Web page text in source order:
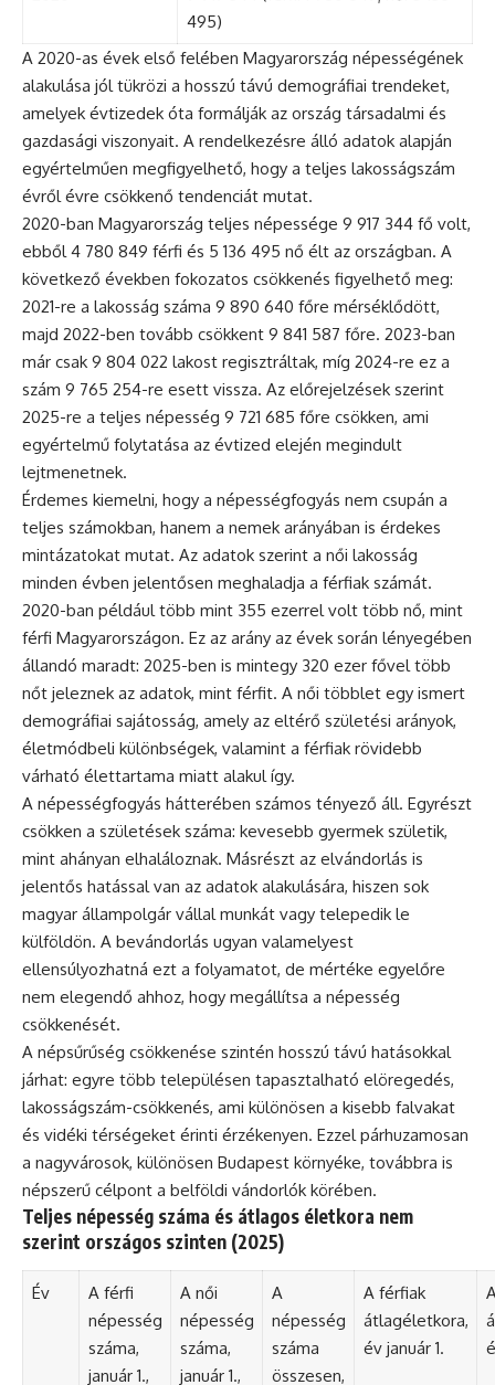
495)
A 2020-as évek első felében Magyarország népességének
alakulása jól tükrözi a hosszú távú demográfiai trendeket,
amelyek évtizedek óta formálják az ország társadalmi és
gazdasági viszonyait. A rendelkezésre álló adatok alapján
egyértelműen megfigyelhető, hogy a teljes lakosságszám
évről évre csökkenő tendenciát mutat.
2020-ban Magyarország teljes népessége 9 917 344 fő volt,
ebből 4 780 849 férfi és 5 136 495 nő élt az országban. A
következő években fokozatos csökkenés figyelhető meg:
2021-re a lakosság száma 9 890 640 főre mérséklődött,
majd 2022-ben tovább csökkent 9 841 587 főre. 2023-ban
már csak 9 804 022 lakost regisztráltak, míg 2024-re ez a
szám 9 765 254-re esett vissza. Az előrejelzések szerint
2025-re a teljes népesség 9 721 685 főre csökken, ami
egyértelmű folytatása az évtized elején megindult
lejtmenetnek.
Érdemes kiemelni, hogy a népességfogyás nem csupán a
teljes számokban, hanem a nemek arányában is érdekes
mintázatokat mutat. Az adatok szerint a női lakosság
minden évben jelentősen meghaladja a férfiak számát.
2020-ban például több mint 355 ezerrel volt több nő, mint
férfi Magyarországon. Ez az arány az évek során lényegében
állandó maradt: 2025-ben is mintegy 320 ezer fővel több
nőt jeleznek az adatok, mint férfit. A női többlet egy ismert
demográfiai sajátosság, amely az eltérő születési arányok,
életmódbeli különbségek, valamint a férfiak rövidebb
várható élettartama miatt alakul így.
A népességfogyás hátterében számos tényező áll. Egyrészt
csökken a születések száma: kevesebb gyermek születik,
mint ahányan elhaláloznak. Másrészt az elvándorlás is
jelentős hatással van az adatok alakulására, hiszen sok
magyar állampolgár vállal munkát vagy telepedik le
külföldön. A bevándorlás ugyan valamelyest
ellensúlyozhatná ezt a folyamatot, de mértéke egyelőre
nem elegendő ahhoz, hogy megállítsa a népesség
csökkenését.
A népsűrűség csökkenése szintén hosszú távú hatásokkal
járhat: egyre több településen tapasztalható elöregedés,
lakosságszám-csökkenés, ami különösen a kisebb falvakat
és vidéki térségeket érinti érzékenyen. Ezzel párhuzamosan
a nagyvárosok, különösen Budapest környéke, továbbra is
népszerű célpont a belföldi vándorlók körében.
Teljes népesség száma és átlagos életkora nem
szerint országos szinten (2025)
Év
A férfi
népesség
száma,
január 1.,
A női
népesség
száma,
január 1.,
A
népesség
száma
összesen,
A férfiak
átlagéletkora,
év január 1.